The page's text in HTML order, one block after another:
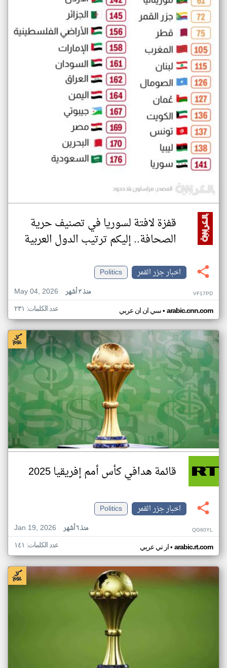
قفزة لافتة لسوريا في تصنيف حرية
الصحافة.. إليكم ترتيب الدول العربية
اخبار جزر القمر
Politics
May 04, 2026
منذ ٣ أشهر VF17PD
سي ان ان عربي• arabic.cnn.com عدد الكلمات: ٢٣١
قائمة هدافي كأس أمم إفريقيا 2025
اخبار جزر القمر
Politics
Jan 19, 2026
منذ ٦ أشهر QG60YL
ار تي عربي• arabic.rt.com عدد الكلمات: ١٤١